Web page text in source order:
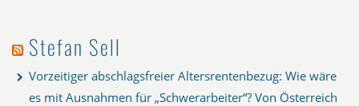
Stefan Sell
Vorzeitiger abschlagsfreier Altersrentenbezug: Wie wäre
es mit Ausnahmen für „Schwerarbeiter“? Von Österreich